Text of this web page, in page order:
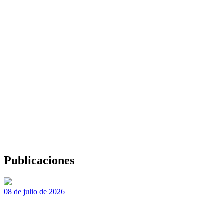
Publicaciones
08 de julio de 2026